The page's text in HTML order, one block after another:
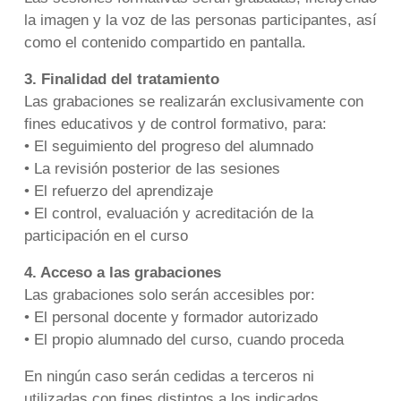
la imagen y la voz de las personas participantes, así
como el contenido compartido en pantalla.
3. Finalidad del tratamiento
Las grabaciones se realizarán exclusivamente con
fines educativos y de control formativo, para:
• El seguimiento del progreso del alumnado
• La revisión posterior de las sesiones
• El refuerzo del aprendizaje
• El control, evaluación y acreditación de la
participación en el curso
4. Acceso a las grabaciones
Las grabaciones solo serán accesibles por:
• El personal docente y formador autorizado
• El propio alumnado del curso, cuando proceda
En ningún caso serán cedidas a terceros ni